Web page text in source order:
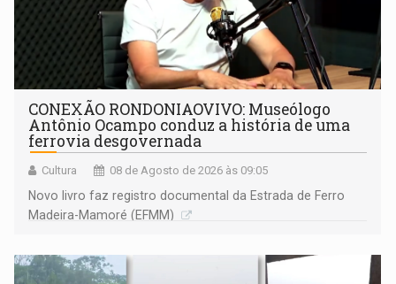
CONEXÃO RONDONIAOVIVO: Museólogo
Antônio Ocampo conduz a história de uma
ferrovia desgovernada
Cultura 08 de Agosto de 2026 às 09:05
Novo livro faz registro documental da Estrada de Ferro
Madeira-Mamoré (EFMM)